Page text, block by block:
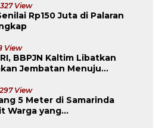
327 View
Rp150 Juta di Palaran
View
BBPJN Kaltim Libatkan
Jembatan Menuju
297 View
5 Meter di Samarinda
Warga yang